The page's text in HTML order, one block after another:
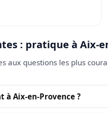
: pratique à Aix-
aux questions les plus
à Aix-en-Provence ?